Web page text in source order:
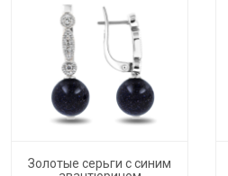
Золотые серьги с синим